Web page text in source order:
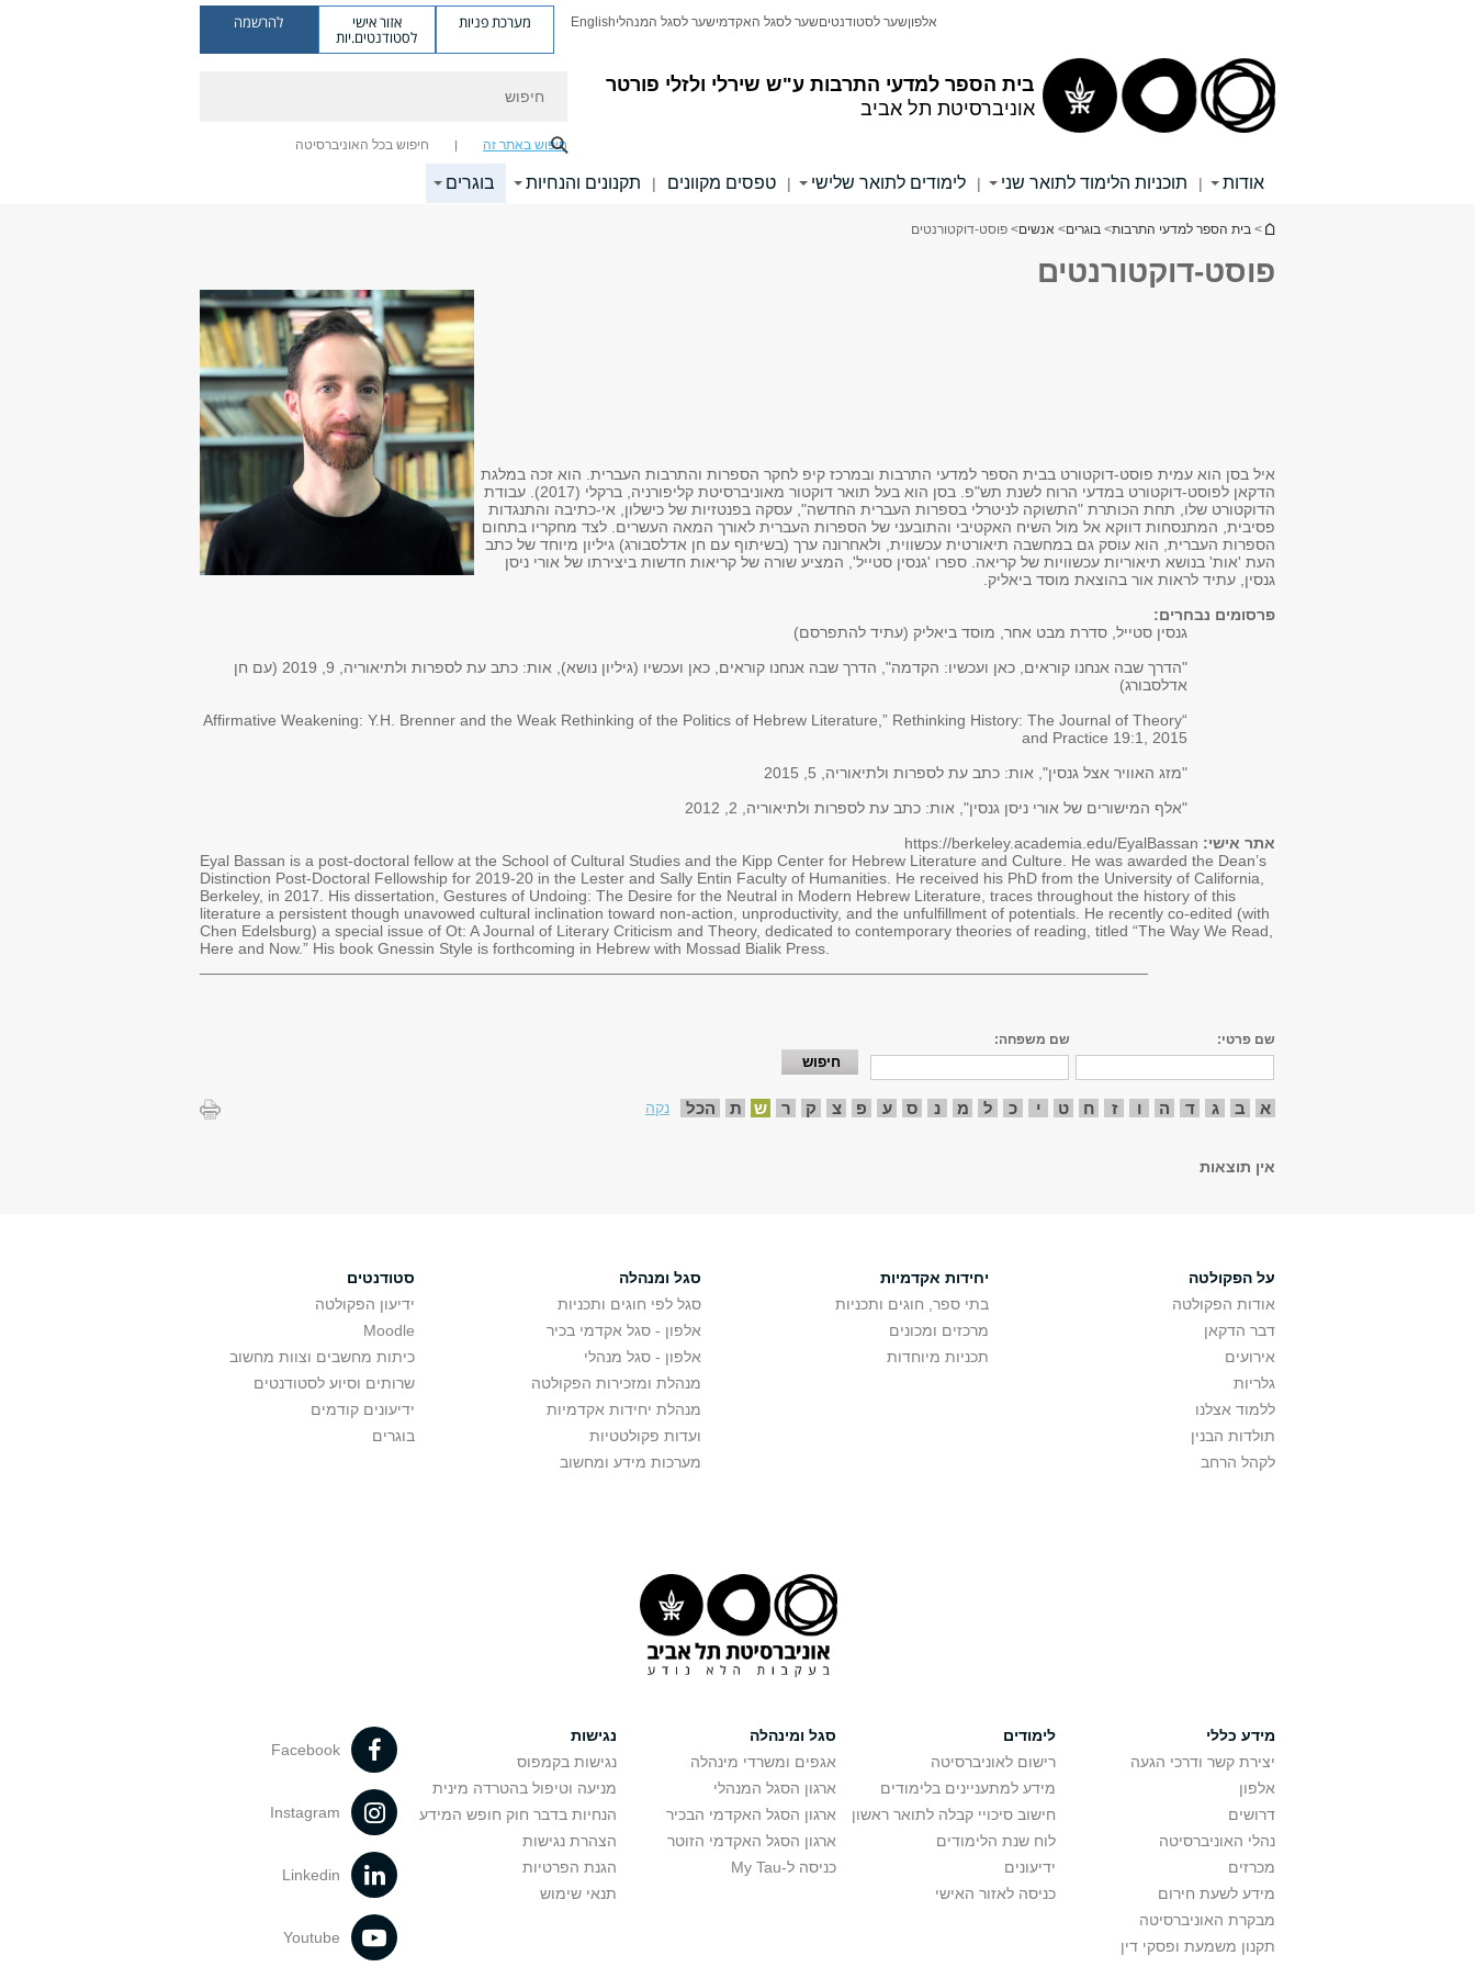
בית הספר למדעי התרבות ע"ש שירלי ולזלי פורטר
אוניברסיטת תל אביב
אלפוןשער לסטודנטיםשער לסגל האקדמישער לסגל המנהליEnglish מערכת פניות אזור אישי
לסטודנטים.יות
להרשמה
חיפוש באתר זה חיפוש בכל האוניברסיטה
אודות | תוכניות הלימוד לתואר שני | לימודים לתואר שלישי | טפסים מקוונים | תקנונים והנחיות בוגרים
הינך נמצא כאן
> בית הספר למדעי התרבות> בוגרים> אנשים> פוסט-דוקטורנטים
פוסט-דוקטורנטים
איל בסן הוא עמית פוסט-דוקטורט בבית הספר למדעי התרבות ובמרכז קיפ לחקר הספרות והתרבות העברית. הוא זכה במלגת
הדקאן לפוסט-דוקטורט במדעי הרוח לשנת תש"פ. בסן הוא בעל תואר דוקטור מאוניברסיטת קליפורניה, ברקלי (2017). עבודת
הדוקטורט שלו, תחת הכותרת "התשוקה לניטרלי בספרות העברית החדשה", עסקה בפנטזיות של כישלון, אי-כתיבה והתנגדות
פסיבית, המתנסחות דווקא אל מול השיח האקטיבי והתובעני של הספרות העברית לאורך המאה העשרים. לצד מחקריו בתחום
הספרות העברית, הוא עוסק גם במחשבה תיאורטית עכשווית, ולאחרונה ערך (בשיתוף עם חן אדלסבורג) גיליון מיוחד של כתב
העת 'אות' בנושא תיאוריות עכשוויות של קריאה. ספרו 'גנסין סטייל', המציע שורה של קריאות חדשות ביצירתו של אורי ניסן
גנסין, עתיד לראות אור בהוצאת מוסד ביאליק.
פרסומים נבחרים:
גנסין סטייל, סדרת מבט אחר, מוסד ביאליק (עתיד להתפרסם)
"הדרך שבה אנחנו קוראים, כאן ועכשיו: הקדמה", הדרך שבה אנחנו קוראים, כאן ועכשיו (גיליון נושא), אות: כתב עת לספרות ולתיאוריה, 9, 2019 (עם חן
אדלסבורג)
“Affirmative Weakening: Y.H. Brenner and the Weak Rethinking of the Politics of Hebrew Literature,” Rethinking History: The Journal of Theory
and Practice 19:1, 2015
"מזג האוויר אצל גנסין", אות: כתב עת לספרות ולתיאוריה, 5, 2015
"אלף המישורים של אורי ניסן גנסין", אות: כתב עת לספרות ולתיאוריה, 2, 2012
אתר אישי: https://berkeley.academia.edu/EyalBassan
Eyal Bassan is a post-doctoral fellow at the School of Cultural Studies and the Kipp Center for Hebrew Literature and Culture. He was awarded the Dean’s
Distinction Post-Doctoral Fellowship for 2019-20 in the Lester and Sally Entin Faculty of Humanities. He received his PhD from the University of California,
Berkeley, in 2017. His dissertation, Gestures of Undoing: The Desire for the Neutral in Modern Hebrew Literature, traces throughout the history of this
literature a persistent though unavowed cultural inclination toward non-action, unproductivity, and the unfulfillment of potentials. He recently co-edited (with
Chen Edelsburg) a special issue of Ot: A Journal of Literary Criticism and Theory, dedicated to contemporary theories of reading, titled “The Way We Read,
Here and Now.” His book Gnessin Style is forthcoming in Hebrew with Mossad Bialik Press.
שם פרטי: שם משפחה:
א ב ג ד ה ו ז ח ט י כ ל מ נ ס ע פ צ ק ר ש ת הכל נקה
אין תוצאות
על הפקולטה
אודות הפקולטה
דבר הדקאן
אירועים
גלריות
ללמוד אצלנו
תולדות הבנין
לקהל הרחב
יחידות אקדמיות
בתי ספר, חוגים ותכניות
מרכזים ומכונים
תכניות מיוחדות
סגל ומנהלה
סגל לפי חוגים ותכניות
אלפון - סגל אקדמי בכיר
אלפון - סגל מנהלי
מנהלת ומזכירות הפקולטה
מנהלת יחידות אקדמיות
ועדות פקולטטיות
מערכות מידע ומחשוב
סטודנטים
ידיעון הפקולטה
Moodle
כיתות מחשבים וצוות מחשוב
שרותים וסיוע לסטודנטים
ידיעונים קודמים
בוגרים
מידע כללי
יצירת קשר ודרכי הגעה
אלפון
דרושים
נהלי האוניברסיטה
מכרזים
מידע לשעת חירום
מבקרת האוניברסיטה
תקנון משמעת ופסקי דין
לימודים
רישום לאוניברסיטה
מידע למתעניינים בלימודים
חישוב סיכויי קבלה לתואר ראשון
לוח שנת הלימודים
ידיעונים
כניסה לאזור האישי
סגל ומינהלה
אגפים ומשרדי מינהלה
ארגון הסגל המנהלי
ארגון הסגל האקדמי הבכיר
ארגון הסגל האקדמי הזוטר
כניסה ל-My Tau
נגישות
נגישות בקמפוס
מניעה וטיפול בהטרדה מינית
הנחיות בדבר חוק חופש המידע
הצהרת נגישות
הגנת הפרטיות
תנאי שימוש
Facebook
Instagram
Linkedin
Youtube